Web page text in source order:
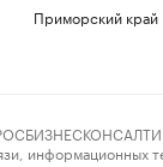
Приморский край
информационных